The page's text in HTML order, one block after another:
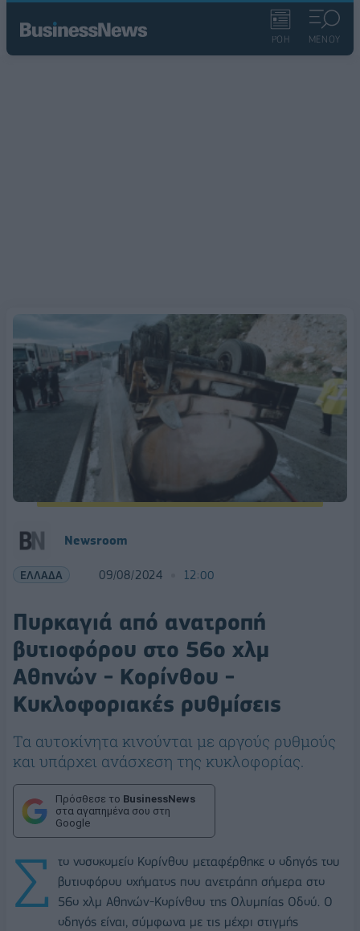
ΡΟΗ ΜΕΝΟΥ
Newsroom
ΕΛΛΑΔΑ 09/08/2024 12:00
Πυρκαγιά από ανατροπή
βυτιοφόρου στο 56ο χλμ
Αθηνών - Κορίνθου -
Κυκλοφοριακές ρυθμίσεις
Τα αυτοκίνητα κινούνται με αργούς ρυθμούς
και υπάρχει ανάσχεση της κυκλοφορίας.
Πρόσθεσε το BusinessNews
στα αγαπημένα σου στη
Google
Σ
το νοσοκομείο Κορίνθου μεταφέρθηκε ο οδηγός του
βυτιοφόρου οχήματος που ανετράπη σήμερα στο
56ο χλμ Αθηνών-Κορίνθου της Ολυμπίας Οδού. Ο
οδηγός είναι, σύμφωνα με τις μέχρι στιγμής